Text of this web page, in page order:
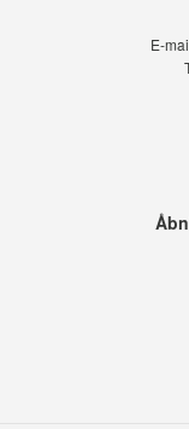
Man kan finde Hot
legetøjsbutikker,
E-